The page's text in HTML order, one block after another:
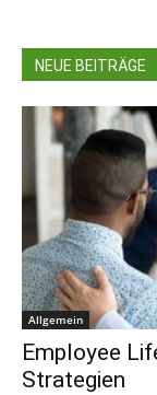
NEUE BEITRÄGE
Allgemein
Employee
Strategien